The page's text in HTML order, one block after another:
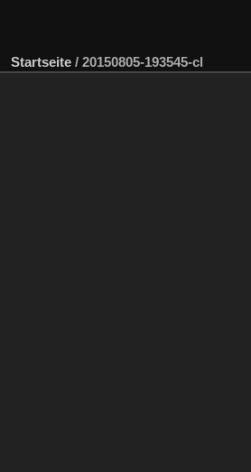
Startseite / 20150805-193545-cl